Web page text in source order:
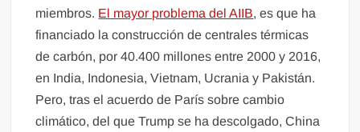
miembros. El mayor problema del AIIB, es que ha
financiado la construcción de centrales térmicas
de carbón, por 40.400 millones entre 2000 y 2016,
en India, Indonesia, Vietnam, Ucrania y Pakistán.
Pero, tras el acuerdo de París sobre cambio
climático, del que Trump se ha descolgado, China